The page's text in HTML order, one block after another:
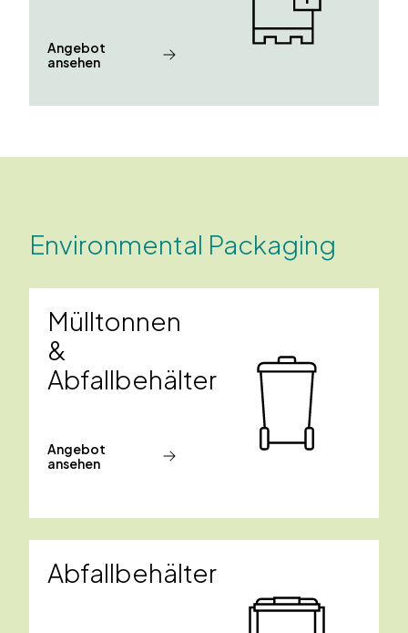
Angebot
ansehen
Environmental Packaging
Mülltonnen
&
Abfallbehälter
Angebot
ansehen
Abfallbehälter